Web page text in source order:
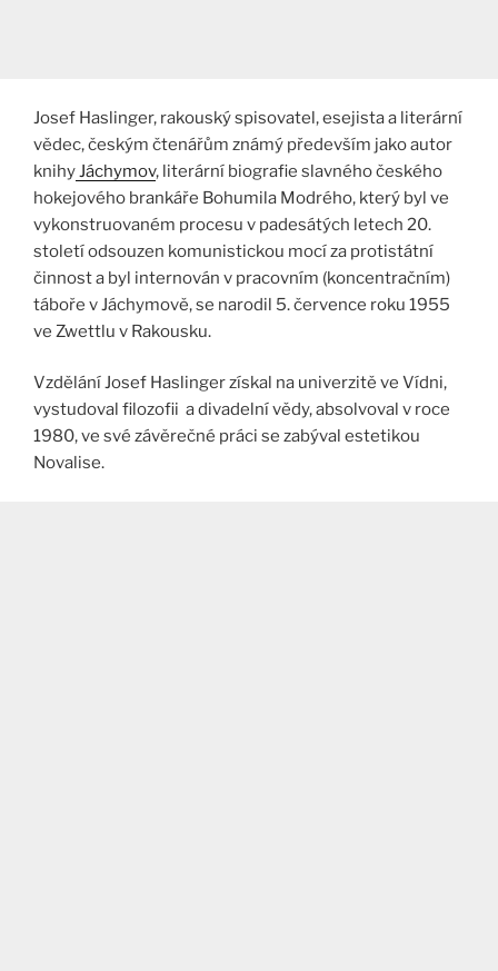
Josef Haslinger, rakouský spisovatel, esejista a literární
vědec, českým čtenářům známý především jako autor
knihyJáchymov, literární biografie slavného českého
hokejového brankáře Bohumila Modrého, který byl ve
vykonstruovaném procesu v padesátých letech 20.
století odsouzen komunistickou mocí za protistátní
činnost a byl internován v pracovním (koncentračním)
táboře v Jáchymově, se narodil 5. července roku 1955
ve Zwettlu v Rakousku.
Vzdělání Josef Haslinger získal na univerzitě ve Vídni,
vystudoval filozofii a divadelní vědy, absolvoval v roce
1980, ve své závěrečné práci se zabýval estetikou
Novalise.